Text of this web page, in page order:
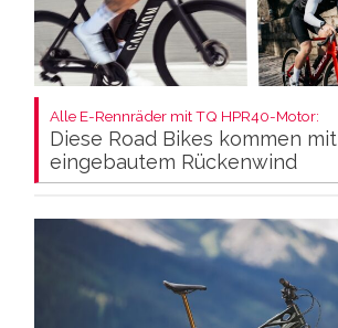
Alle E-Rennräder mit TQ HPR40-Motor:
Diese Road Bikes kommen mit
eingebautem Rückenwind